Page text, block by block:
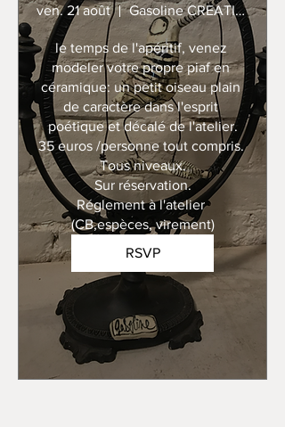
ven. 21 août Gasoline CREATION
le temps de l'apéritif, venez
modeler votre propre piaf en
céramique: un petit oiseau plain
de caractère dans l'esprit
poétique et décalé de l'atelier.
35 euros /personne tout compris.
Tous niveaux.
Sur réservation.
Réglement à l'atelier
(CB,espèces, virement)
RSVP